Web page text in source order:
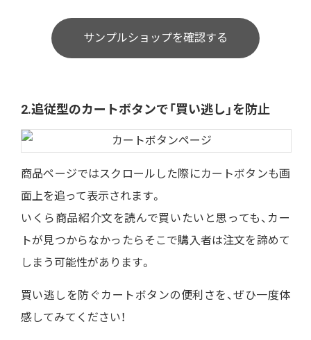
サンプルショップを確認する
2.追従型のカートボタンで「買い逃し」を防止
商品ページではスクロールした際にカートボタンも画
面上を追って表示されます。
いくら商品紹介文を読んで買いたいと思っても、カー
トが見つからなかったらそこで購入者は注文を諦めて
しまう可能性があります。
買い逃しを防ぐカートボタンの便利さを、ぜひ一度体
感してみてください！